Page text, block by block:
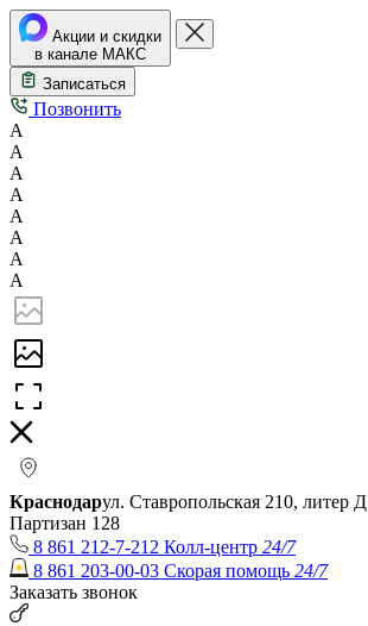
Акции и скидки
в канале МАКС
Записаться
Позвонить
А
А
А
А
А
А
А
А
Краснодарул. Ставропольская 210, литер Д
Партизан 128
8 861 212-7-212 Колл-центр 24/7
8 861 203-00-03 Скорая помощь 24/7
Заказать звонок